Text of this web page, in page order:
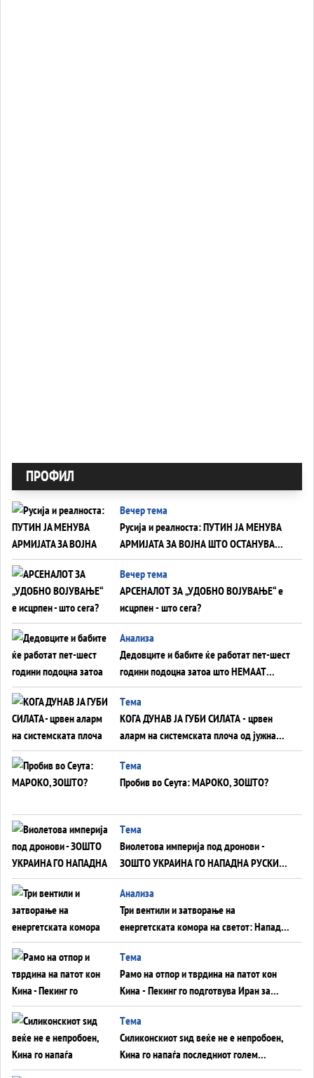
ПРОФИЛ
Вечер тема
Русија и реалноста: ПУТИН ЈА МЕНУВА
АРМИЈАТА ЗА ВОЈНА ШТО ОСТАНУВА
БЕЗ ФРОНТ
Вечер тема
АРСЕНАЛОТ ЗА „УДОБНО ВОЈУВАЊЕ“ е
исцрпен - што сега?
Анализа
Дедовците и бабите ќе работат пет-шест
години подоцна затоа што НЕМААТ
ВНУЦИ ДА ГИ ЗАМЕНАТ
Tема
КОГА ДУНАВ ЈА ГУБИ СИЛАТА - црвен
аларм на системската плоча од јужна
Германија до Црното Море...
Tема
Пробив во Сеута: МАРОКО, ЗОШТО?
Tема
Виолетова империја под дронови -
ЗОШТО УКРАИНА ГО НАПАДНА РУСКИОТ
WILDBERRIES
Aнализа
Три вентили и затворање на
енергетската комора на светот: Нападот
во Суец најавува глобален енергетски
инфаркт?
Tема
Рамо на отпор и тврдина на патот кон
Кина - Пекинг го подготвува Иран за
американска копнена инвазија
Tема
Силиконскиот ѕид веќе не е непробоен,
Кина го напаѓа последниот голем
монопол на Западот?